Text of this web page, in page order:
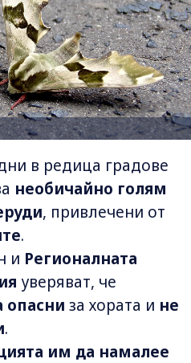
в редица градове
необичайно голям
, привлечени от
.
и Регионалната
уверяват, че
опасни за хората и не
.
им да намалее